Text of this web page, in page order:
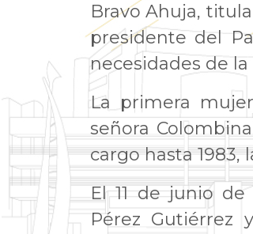
Bravo Ahuja,
presidente del
necesidades de
La primera
señora
cargo hasta 1983,
El 11 de junio
Pérez Gutiérrez